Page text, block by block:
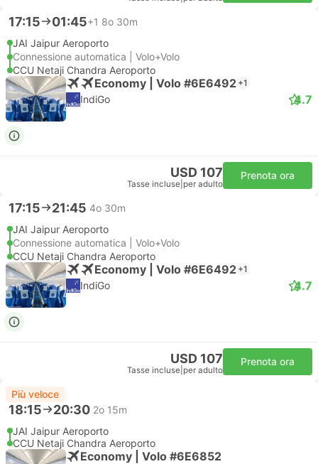
17:15 01:45+1 8o 30m
JAI Jaipur Aeroporto
Connessione automatica | Volo+Volo
CCU Netaji Chandra Aeroporto
Economy | Volo #6E6492 +1
IndiGo 4.7
USD 107
Tasse incluse per adulto
Prenota ora
17:15 21:45 4o 30m
JAI Jaipur Aeroporto
Connessione automatica | Volo+Volo
CCU Netaji Chandra Aeroporto
Economy | Volo #6E6492 +1
IndiGo 4.7
USD 107
Tasse incluse per adulto
Prenota ora
Più veloce
18:15 20:30 2o 15m
JAI Jaipur Aeroporto
CCU Netaji Chandra Aeroporto
Economy | Volo #6E6852